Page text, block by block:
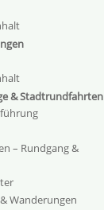
& Stadtrundfahrten
– Rundgang &
Wanderungen